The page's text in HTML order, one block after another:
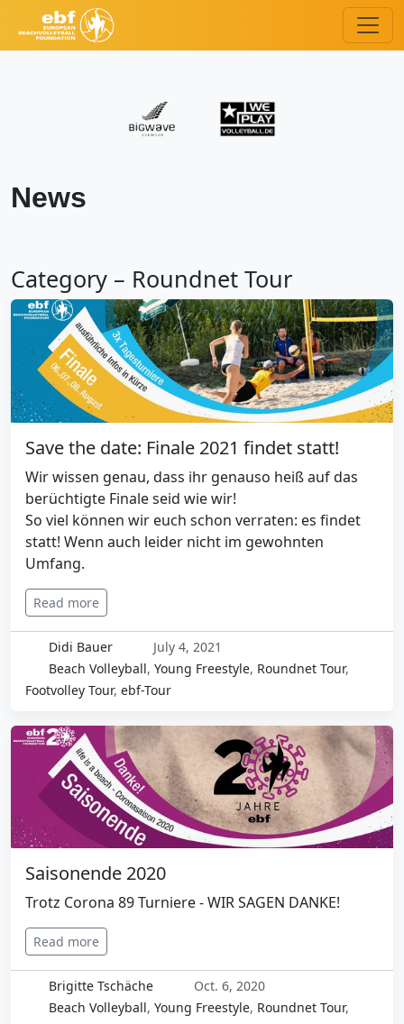
News
Category – Roundnet Tour
Save the date: Finale 2021 findet statt!
Wir wissen genau, dass ihr genauso heiß auf das
berüchtigte Finale seid wie wir!
So viel können wir euch schon verraten: es findet
statt! Wenn auch leider nicht im gewohnten
Umfang.
Read more
Didi Bauer
July 4, 2021
Beach Volleyball, Young Freestyle, Roundnet Tour,
Footvolley Tour, ebf-Tour
Saisonende 2020
Trotz Corona 89 Turniere - WIR SAGEN DANKE!
Read more
Brigitte Tschäche
Oct. 6, 2020
Beach Volleyball, Young Freestyle, Roundnet Tour,